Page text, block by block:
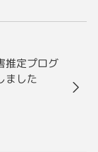
推定プログ
ました